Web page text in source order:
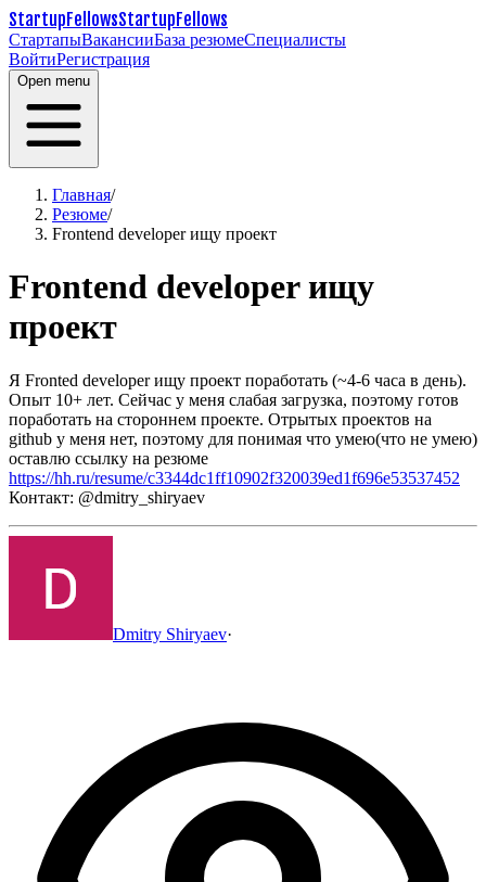
StartupFellowsStartupFellows
СтартапыВакансииБаза резюмеСпециалисты
ВойтиРегистрация
Open menu
Главная/
Резюме/
Frontend developer ищу проект
Frontend developer ищу
проект
Я Fronted developer ищу проект поработать (~4-6 часа в день).
Опыт 10+ лет. Сейчас у меня слабая загрузка, поэтому готов
поработать на стороннем проекте. Отрытых проектов на
github у меня нет, поэтому для понимая что умею(что не умею)
оставлю ссылку на резюме
https://hh.ru/resume/c3344dc1ff10902f320039ed1f696e53537452
Контакт: @dmitry_shiryaev
Dmitry Shiryaev·